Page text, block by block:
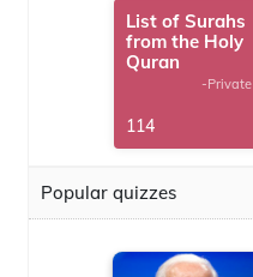
List of Surahs
from the Holy
Quran
-Private
114
Popular quizzes